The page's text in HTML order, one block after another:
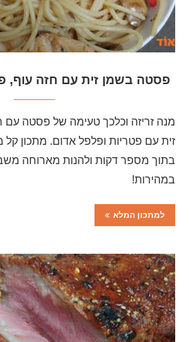
פסטה בשמן זית עם חזה עוף,
מנה זריזה וכלכך טעימה של פסטה עם
זית עם פטריות ופלפל אדום. מתכון
בתוך מספר דקות ולהנות מארוחה
במהירות!
למתכון המלא